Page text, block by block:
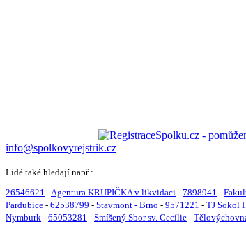
info@spolkovyrejstrik.cz
Lidé také hledají např.:
26546621 -Agentura KRUPIČKA v likvidaci - 7898941 -
Pardubice - 62538799 - Stavmont - Brno - 9571221 - TJ Sokol
Nymburk - 65053281 - Smíšený Sbor sv. Cecílie -